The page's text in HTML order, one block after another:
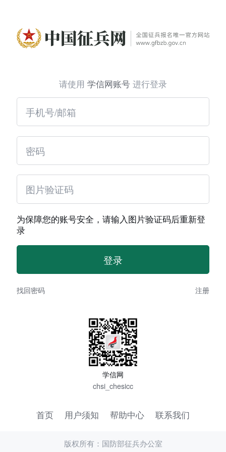
请使用 学信网账号 进行登录
为保障您的账号安全，请输入图片验证码后重新登
录
找回密码 注册
学信网
chsi_chesicc
首页 用户须知 帮助中心 联系我们
版权所有：国防部征兵办公室